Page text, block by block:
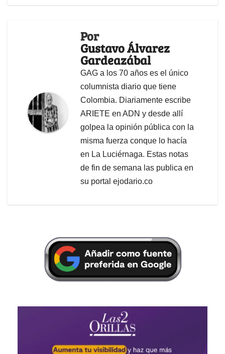
Por
Gustavo Álvarez
Gardeazábal
GAG a los 70 años es el único
columnista diario que tiene
Colombia. Diariamente escribe
ARIETE en ADN y desde allí
golpea la opinión pública con la
misma fuerza conque lo hacía
en La Luciérnaga. Estas notas
de fin de semana las publica en
su portal ejodario.co